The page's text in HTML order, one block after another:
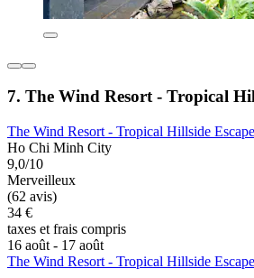
7. The Wind Resort - Tropical
The Wind Resort - Tropical Hillside Escape
Ho Chi Minh City
9,0/10
Merveilleux
(62 avis)
34 €
taxes et frais compris
16 août - 17 août
The Wind Resort - Tropical Hillside Escape